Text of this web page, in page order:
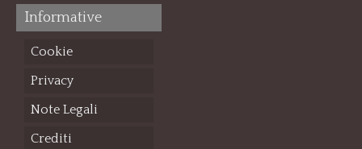
Informative
Cookie
Privacy
Note Legali
Crediti